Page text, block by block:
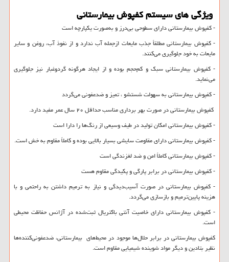
ویژگی های سیستم کفپوش بیمارستانی
- کفپوش بیمارستانی دارای سطوحی بی‌درز و به‌صورت یکپارچه است
- کفپوش بیمارستانی مطلقاً جذب مایعات ازجمله آب ندارد و از نفوذ آب، روغن و سایر
مایعات به خود جلوگیری می‌کنند.
- کفپوش بیمارستانی سبک و کم‌حجم بوده و از ایجاد هرگونه گردوغبار نیز جلوگیری
می‌نماید.
- کفپوش بیمارستانی به سهولت شستشو ، تمیز و ضدعفونی می‌گردد
کفپوش بیمارستانی در صورت بهر برداری مناسب حداقل ۲۰ سال عمر مفید دارد.
- کفپوش بیمارستانی امکان تولید در طیف وسیعی از رنگ‌ها را دارا است
- کفپوش بیمارستانی دارای مقاومت سایشی بسیار بالایی بوده و کاملاً مقاوم به خش است.
- کفپوش بیمارستانی کاملاً امن و ضد لغزندگی است
- کفپوش بیمارستانی در برابر پارگی و پکیدگی مقاوم هست
- کفپوش بیمارستانی در صورت آسیب‌دیدگی و نیاز به ترمیم داشتن به راحتمی و با
هزینه پایین‌ترمیم و بازسازی می‌گردد.
- کفپوش بیمارستانی دارای خاصیت آنتی باکتریال ثبت‌شده در آژانس حفاظت محیطی
است.
کفپوش بیمارستانی در برابر حلال‌ها موجود در محیط‌های بیمارستانی، ضدعفونی‌کننده‌ها
نظیر بتادین و دیگر مواد شوینده شیمیایی مقاوم است.